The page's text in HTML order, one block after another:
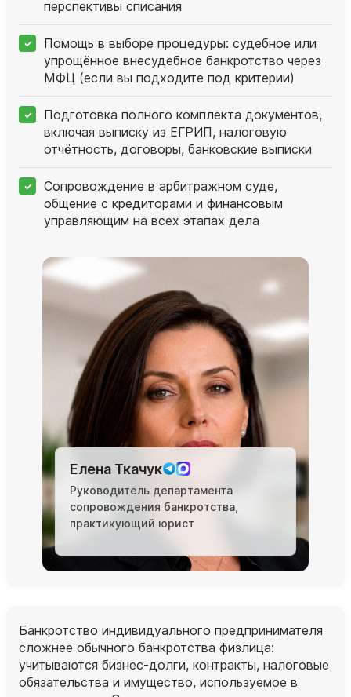
перспективы списания
Помощь в выборе процедуры: судебное или
упрощённое внесудебное банкротство через
МФЦ (если вы подходите под критерии)
Подготовка полного комплекта документов,
включая выписку из ЕГРИП, налоговую
отчётность, договоры, банковские выписки
Сопровождение в арбитражном суде,
общение с кредиторами и финансовым
управляющим на всех этапах дела
Елена Ткачук
Руководитель департамента
сопровождения банкротства,
практикующий юрист
Банкротство индивидуального предпринимателя
сложнее обычного банкротства физлица:
учитываются бизнес‑долги, контракты, налоговые
обязательства и имущество, используемое в